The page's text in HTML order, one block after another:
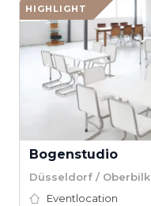
HIGHLIGHT
Bo­gen­stu­dio
Düsseldorf / Oberbilk
Eventlocation